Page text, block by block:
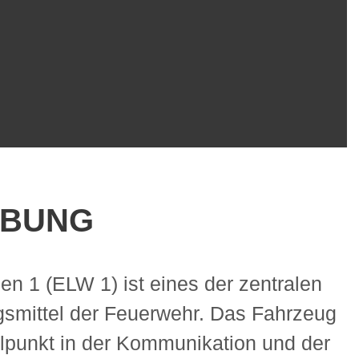
1 (ELW 1) ist eines der zentralen
der Feuerwehr. Das Fahrzeug
in der Kommunikation und der